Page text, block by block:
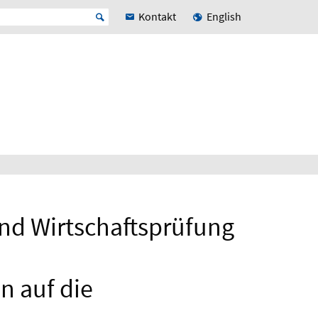
Kontakt English
Wirtschaftsprüfung
auf die